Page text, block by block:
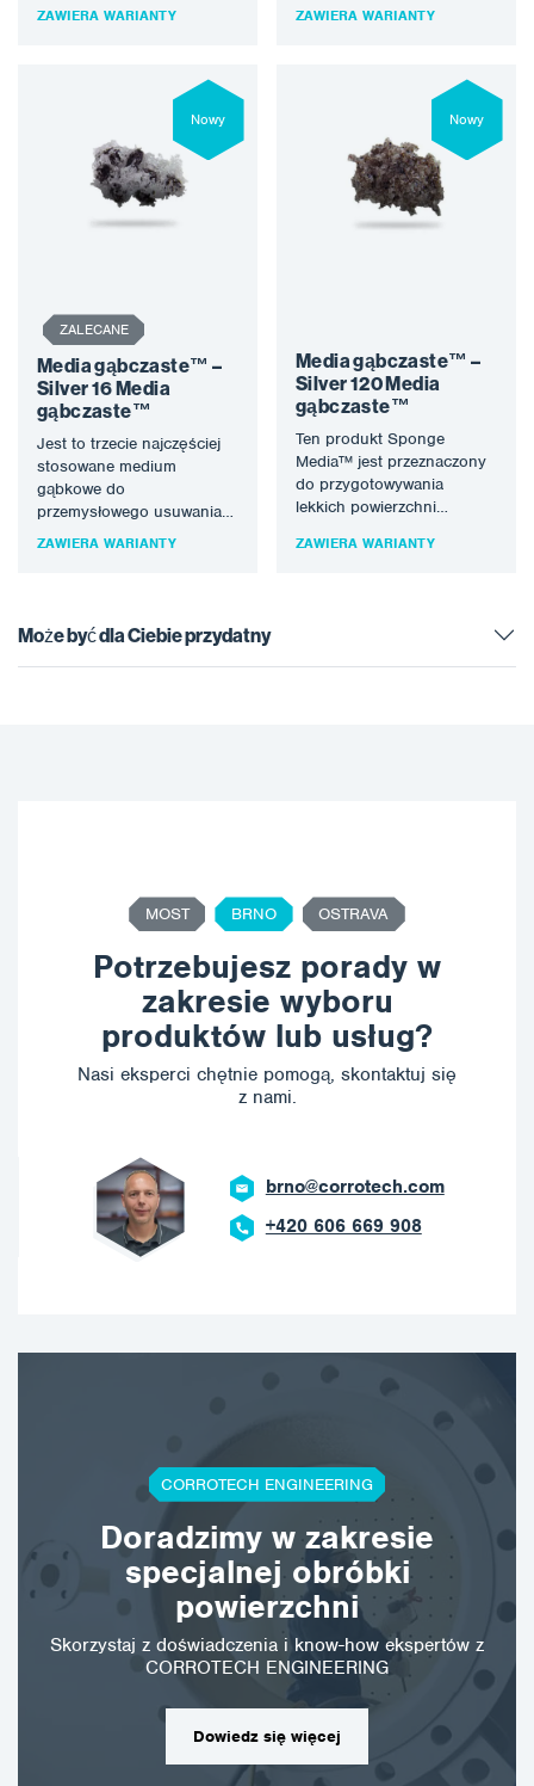
powierzchni. Silver 30
ZAWIERA WARIANTY
istniejących powłok lub
ZAWIERA WARIANTY
Nowy
ZALECANE
Media gąbczaste™ –
Silver 16 Media
gąbczaste™
Jest to trzecie najczęściej
stosowane medium
gąbkowe do
przemysłowego usuwania
farby i przygotowania
ZAWIERA WARIANTY
Nowy
Media gąbczaste™ –
Silver 120 Media
gąbczaste™
Ten produkt Sponge
Media™ jest przeznaczony
do przygotowywania
lekkich powierzchni
wymagane jest selektywne
ZAWIERA WARIANTY
Może być dla Ciebie przydatny
MOST BRNO OSTRAVA
Potrzebujesz porady w
zakresie wyboru
produktów lub usług?
Nasi eksperci chętnie pomogą, skontaktuj się
z nami.
brno@corrotech.com
+420 606 669 908
CORROTECH ENGINEERING
Doradzimy w zakresie
specjalnej obróbki
powierzchni
Skorzystaj z doświadczenia i know-how ekspertów z
CORROTECH ENGINEERING
Dowiedz się więcej